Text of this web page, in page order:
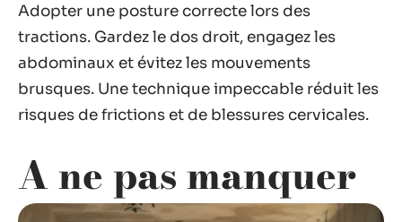
Adopter une posture correcte lors des
tractions. Gardez le dos droit, engagez les
abdominaux et évitez les mouvements
brusques. Une technique impeccable réduit les
risques de frictions et de blessures cervicales.
A ne pas manquer